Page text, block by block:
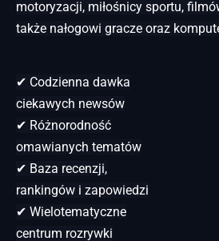
motoryzacji, miłośnicy sportu,
także nałogowi gracze oraz
✔ Codzienna dawka
ciekawych newsów
✔ Różnorodność
omawianych tematów
✔ Baza recenzji,
rankingów i zapowiedzi
✔ Wielotematyczne
centrum rozrywki